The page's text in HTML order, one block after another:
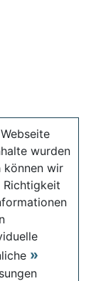
wurden
können wir
Richtigkeit